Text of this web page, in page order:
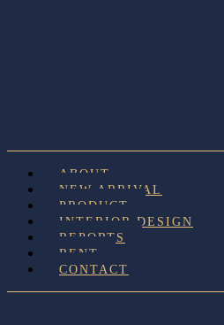
ABOUT
NEW ARRIVAL
PRODUCT
INTERIOR DESIGN
REPORTS
RENT
CONTACT